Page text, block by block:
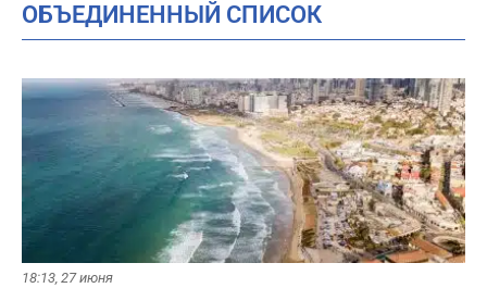
ОБЪЕДИНЕННЫЙ СПИСОК
18:13, 27 июня